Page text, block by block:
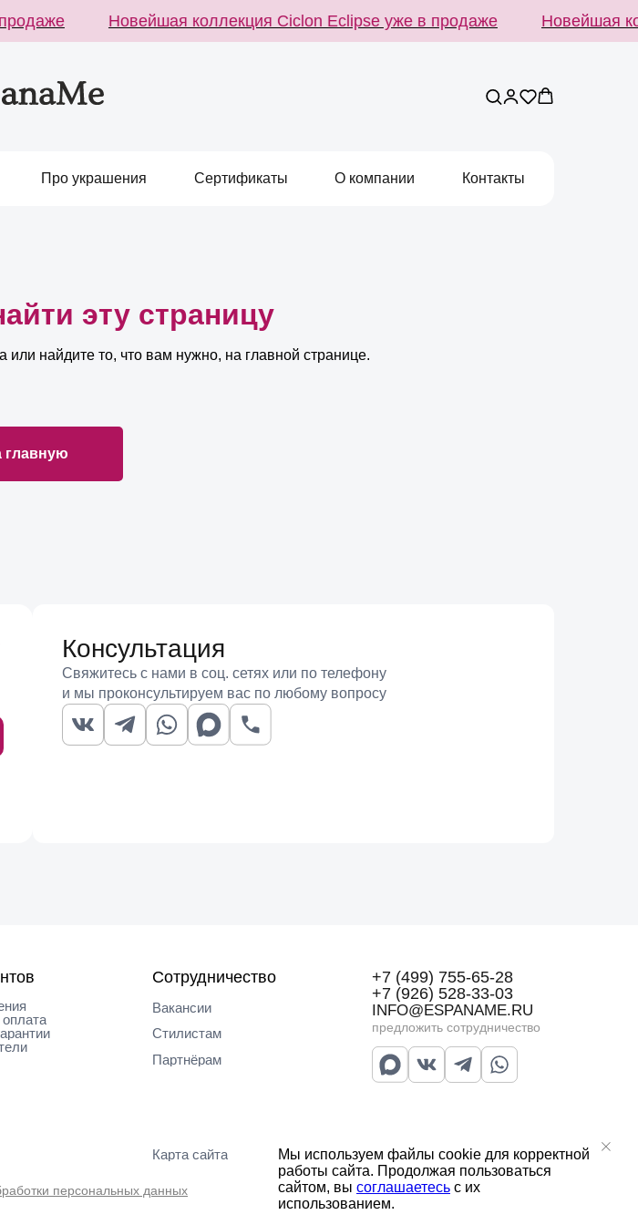
Новейшая коллекция Ciclon Eclipse уже в продаже Новейшая
Про украшения Сертификаты О компании Контакты
эту страницу
или найдите то, что вам нужно, на главной странице.
главную
Консультация
Свяжитесь с нами в соц. сетях или по телефону
и мы проконсультируем вас по любому вопросу
Сотрудничество
Вакансии
Cтилистам
Партнёрам
Карта cайта
+7 (499) 755-65-28
+7 (926) 528-33-03
INFO@ESPANAME.RU
предложить сотрудничество
персональных данных Договор публичной оферты
Мы используем файлы cookie для корректной
работы сайта. Продолжая пользоваться
сайтом, вы соглашаетесь с их
использованием.